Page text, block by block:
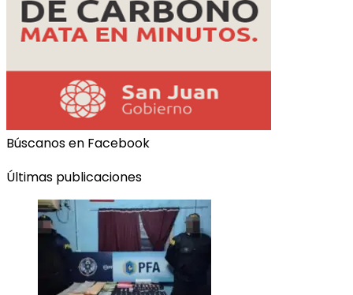
Búscanos en Facebook
Últimas publicaciones